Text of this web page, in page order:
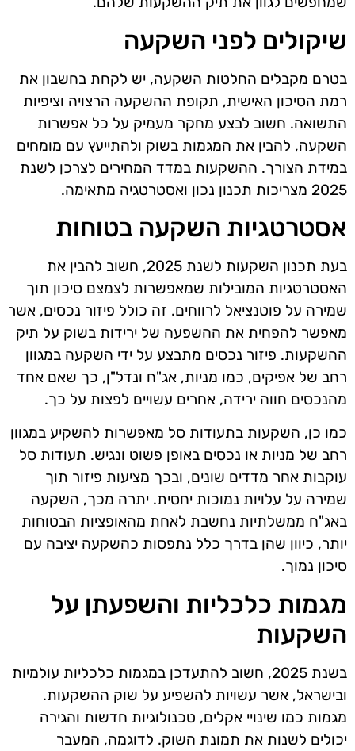
שיקולים לפני השקעה
בטרם מקבלים החלטות השקעה, יש לקחת בחשבון את
רמת הסיכון האישית, תקופת ההשקעה הרצויה וציפיות
התשואה. חשוב לבצע מחקר מעמיק על כל אפשרות
השקעה, להבין את המגמות בשוק ולהתייעץ עם מומחים
במידת הצורך. ההשקעות במדד המחירים לצרכן לשנת
2025 מצריכות תכנון נכון ואסטרטגיה מתאימה.
אסטרטגיות השקעה בטוחות
בעת תכנון השקעות לשנת 2025, חשוב להבין את
האסטרטגיות המובילות שמאפשרות לצמצם סיכון תוך
שמירה על פוטנציאל לרווחים. זה כולל פיזור נכסים, אשר
מאפשר להפחית את ההשפעה של ירידות בשוק על תיק
ההשקעות. פיזור נכסים מתבצע על ידי השקעה במגוון
רחב של אפיקים, כמו מניות, אג"ח ונדל"ן, כך שאם אחד
מהנכסים חווה ירידה, אחרים עשויים לפצות על כך.
כמו כן, השקעות בתעודות סל מאפשרות להשקיע במגוון
רחב של מניות או נכסים באופן פשוט ונגיש. תעודות סל
עוקבות אחר מדדים שונים, ובכך מציעות פיזור תוך
שמירה על עלויות נמוכות יחסית. יתרה מכך, השקעה
באג"ח ממשלתיות נחשבת לאחת מהאופציות הבטוחות
יותר, כיוון שהן בדרך כלל נתפסות כהשקעה יציבה עם
סיכון נמוך.
מגמות כלכליות והשפעתן על
השקעות
בשנת 2025, חשוב להתעדכן במגמות כלכליות עולמיות
ובישראל, אשר עשויות להשפיע על שוק ההשקעות.
מגמות כמו שינויי אקלים, טכנולוגיות חדשות והגירה
יכולים לשנות את תמונת השוק. לדוגמה, המעבר